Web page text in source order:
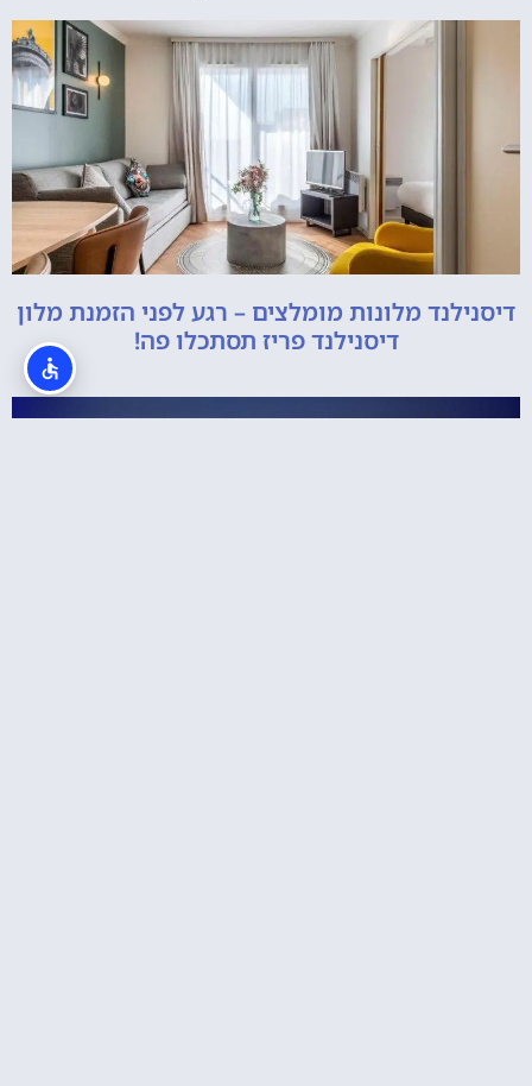
דיסנילנד מלונות מומלצים – רגע לפני הזמנת מלון
דיסנילנד פריז תסתכלו פה!